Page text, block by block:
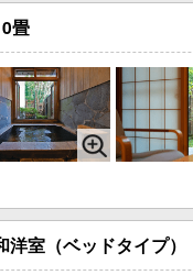
畳
室（ベッドタイプ）